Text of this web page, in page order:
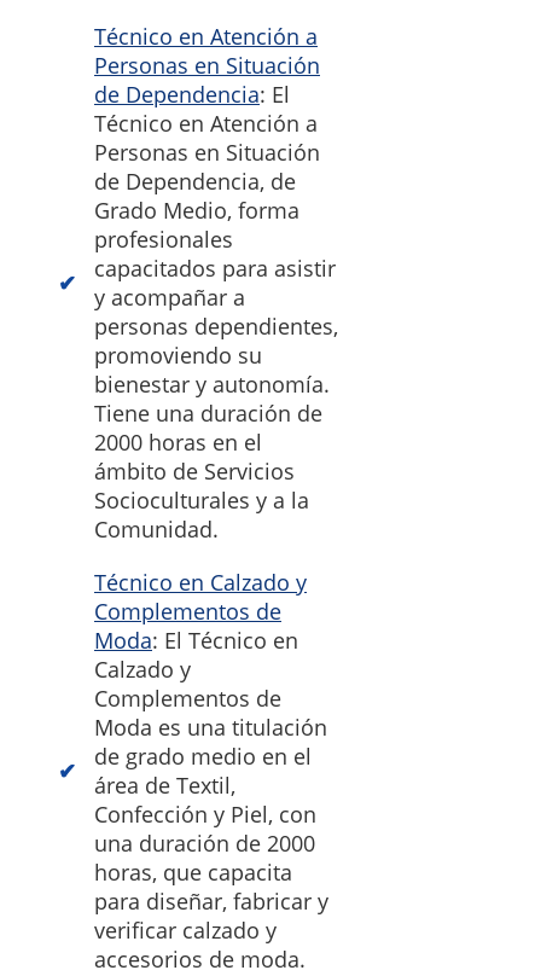
Técnico en Atención a
Personas en Situación
de Dependencia: El
Técnico en Atención a
Personas en Situación
de Dependencia, de
Grado Medio, forma
profesionales
capacitados para asistir
y acompañar a
personas dependientes,
promoviendo su
bienestar y autonomía.
Tiene una duración de
2000 horas en el
ámbito de Servicios
Socioculturales y a la
Comunidad.
Técnico en Calzado y
Complementos de
Moda: El Técnico en
Calzado y
Complementos de
Moda es una titulación
de grado medio en el
área de Textil,
Confección y Piel, con
una duración de 2000
horas, que capacita
para diseñar, fabricar y
verificar calzado y
accesorios de moda.